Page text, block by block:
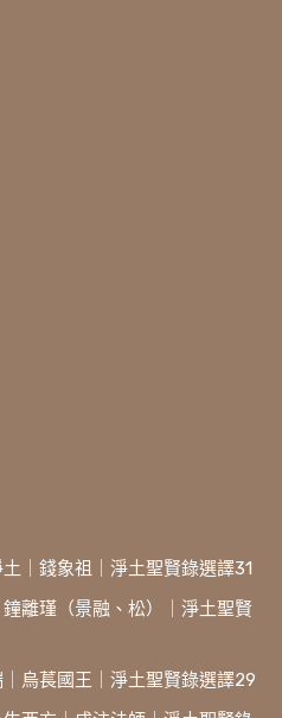
｜錢象祖｜淨土聖賢錄選譯31
離瑾（景融、松）｜淨土聖賢
烏萇國王｜淨土聖賢錄選譯29